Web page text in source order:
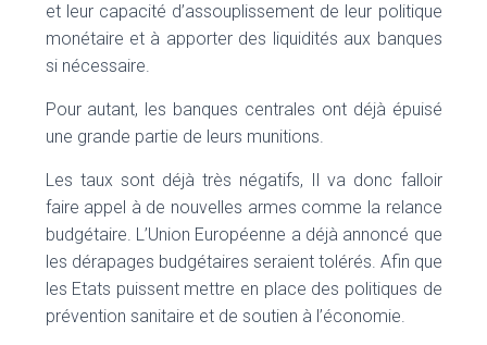
et leur capacité d’assouplissement de leur politique
monétaire et à apporter des liquidités aux banques
si nécessaire.
Pour autant, les banques centrales ont déjà épuisé
une grande partie de leurs munitions.
Les taux sont déjà très négatifs, Il va donc falloir
faire appel à de nouvelles armes comme la relance
budgétaire. L’Union Européenne a déjà annoncé que
les dérapages budgétaires seraient tolérés. Afin que
les Etats puissent mettre en place des politiques de
prévention sanitaire et de soutien à l’économie.